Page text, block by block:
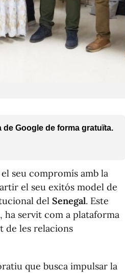
de Google de forma gratuïta.
seu compromís amb la
el seu exitós model de
del Senegal. Este
servit com a plataforma
de les relacions
que busca impulsar la